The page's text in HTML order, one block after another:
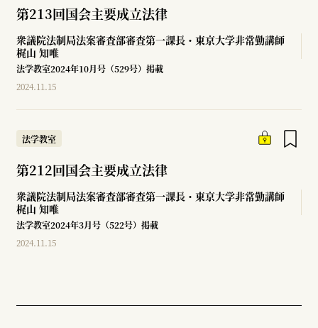
第213回国会主要成立法律
衆議院法制局法案審査部審査第一課長・東京大学非常勤講師
梶山 知唯
法学教室2024年10月号（529号）掲載
2024.11.15
法学教室
第212回国会主要成立法律
衆議院法制局法案審査部審査第一課長・東京大学非常勤講師
梶山 知唯
法学教室2024年3月号（522号）掲載
2024.11.15